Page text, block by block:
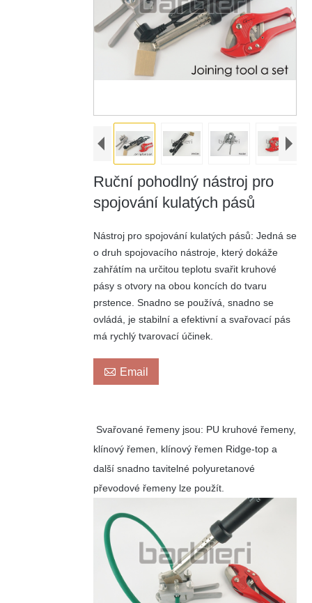
Ruční pohodlný nástroj pro
spojování kulatých pásů
Nástroj pro spojování kulatých pásů: Jedná se
o druh spojovacího nástroje, který dokáže
zahřátím na určitou teplotu svařit kruhové
pásy s otvory na obou koncích do tvaru
prstence. Snadno se používá, snadno se
ovládá, je stabilní a efektivní a svařovací pás
má rychlý tvarovací účinek.
 Email
Svařované řemeny jsou: PU kruhové řemeny,
klínový řemen, klínový řemen Ridge-top a
další snadno tavitelné polyuretanové
převodové řemeny lze použít.